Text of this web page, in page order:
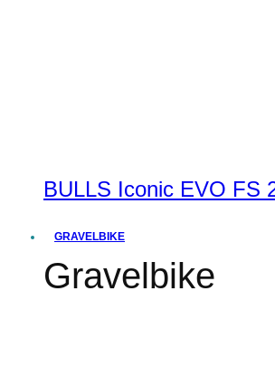
BULLS Iconic EVO FS
GRAVELBIKE
Gravelbike